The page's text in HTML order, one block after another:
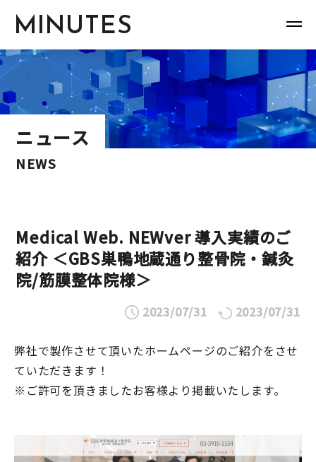
MINUTES
ニュース
NEWS
Medical Web. NEWver 導入実績のご
紹介 ＜GBS巣鴨地蔵通り整骨院・鍼灸
院/筋膜整体院様＞
2023/07/31 2023/07/31
弊社で製作させて頂いたホームページのご紹介をさせ
ていただきます！
※ご許可を頂きましたお客様より掲載いたします。